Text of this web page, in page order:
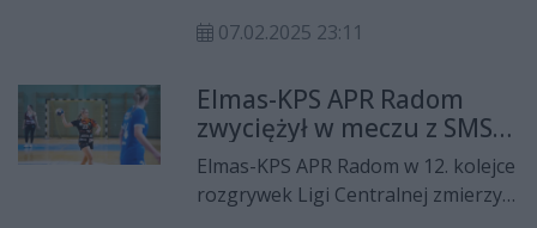
Gdynia. Podopieczne Adriana
po rzutach karnych.
07.02.2025 23:11
Elmas-KPS APR Radom
zwyciężył w meczu z SMS-
em Płock
Elmas-KPS APR Radom w 12. kolejce
rozgrywek Ligi Centralnej zmierzył